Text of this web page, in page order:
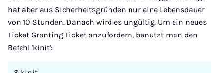
hat aber aus Sicherheitsgründen nur eine Lebensdauer
von 10 Stunden. Danach wird es ungültig. Um ein neues
Ticket Granting Ticket anzufordern, benutzt man den
Befehl 'kinit':